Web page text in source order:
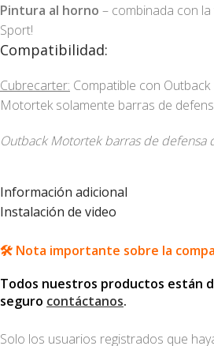
Pintura al horno – combinada con
Sport!
Compatibilidad:
Cubrecarter: Compatible con
Motortek solamente barras de
Outback Motortek barras de
Información adicional
Instalación de video
🛠️ Nota importante sobre la
Todos nuestros productos están
seguro contáctanos.
Solo los usuarios registrados que